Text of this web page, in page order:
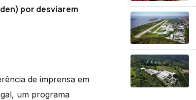
por desviarem
de imprensa em
um programa